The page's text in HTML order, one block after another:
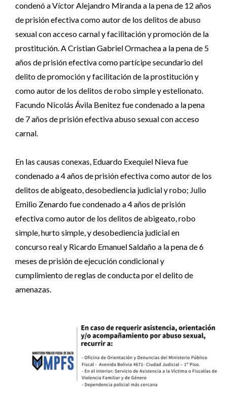
condenó a Víctor Alejandro Miranda a la pena de 12 años
de prisión efectiva como autor de los delitos de abuso
sexual con acceso carnal y facilitación y promoción de la
prostitución. A Cristian Gabriel Ormachea a la pena de 5
años de prisión efectiva como partícipe secundario del
delito de promoción y facilitación de la prostitución y
como autor de los delitos de robo simple y estelionato.
Facundo Nicolás Ávila Benitez fue condenado a la pena
de 7 años de prisión efectiva abuso sexual con acceso
carnal.
En las causas conexas, Eduardo Exequiel Nieva fue
condenado a 4 años de prisión efectiva como autor de los
delitos de abigeato, desobediencia judicial y robo; Julio
Emilio Zenardo fue condenado a 4 años de prisión
efectiva como autor de los delitos de abigeato, robo
simple, hurto simple, y desobediencia judicial en
concurso real y Ricardo Emanuel Saldaño a la pena de 6
meses de prisión de ejecución condicional y
cumplimiento de reglas de conducta por el delito de
amenazas.